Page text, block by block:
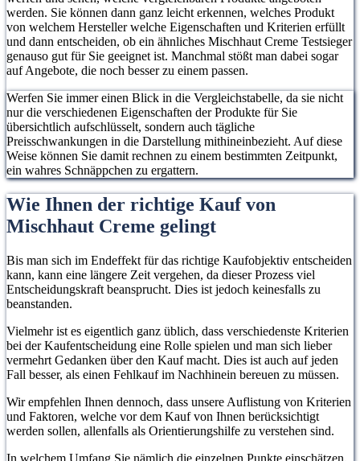
werden. Sie können dann ganz leicht erkennen, welches Produkt
von welchem Hersteller welche Eigenschaften und Kriterien erfüllt
und dann entscheiden, ob ein ähnliches Mischhaut Creme Testsieger
genauso gut für Sie geeignet ist. Manchmal stößt man dabei sogar
auf Angebote, die noch besser zu einem passen.
Werfen Sie immer einen Blick in die Vergleichstabelle, da sie nicht
nur die verschiedenen Eigenschaften der Produkte für Sie
übersichtlich aufschlüsselt, sondern auch tägliche
Preisschwankungen in die Darstellung mithineinbezieht. Auf diese
Weise können Sie damit rechnen zu einem bestimmten Zeitpunkt,
ein wahres Schnäppchen zu ergattern.
Wie Ihnen der richtige Kauf von
Mischhaut Creme gelingt
Bis man sich im Endeffekt für das richtige Kaufobjektiv entscheiden
kann, kann eine längere Zeit vergehen, da dieser Prozess viel
Entscheidungskraft beansprucht. Dies ist jedoch keinesfalls zu
beanstanden.
Vielmehr ist es eigentlich ganz üblich, dass verschiedenste Kriterien
bei der Kaufentscheidung eine Rolle spielen und man sich lieber
vermehrt Gedanken über den Kauf macht. Dies ist auch auf jeden
Fall besser, als einen Fehlkauf im Nachhinein bereuen zu müssen.
Wir empfehlen Ihnen dennoch, dass unsere Auflistung von Kriterien
und Faktoren, welche vor dem Kauf von Ihnen berücksichtigt
werden sollen, allenfalls als Orientierungshilfe zu verstehen sind.
In welchem Umfang Sie nämlich die einzelnen Punkte einschätzen,